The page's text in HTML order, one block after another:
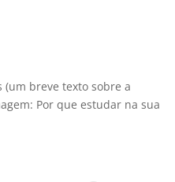
breve texto sobre a
Por que estudar na sua